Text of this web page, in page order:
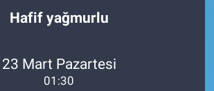
Hafif yağmurlu
23 Mart Pazartesi
01:30